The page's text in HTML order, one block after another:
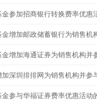
参加招商银行转换费率优惠
参与华福证券费率优惠活动